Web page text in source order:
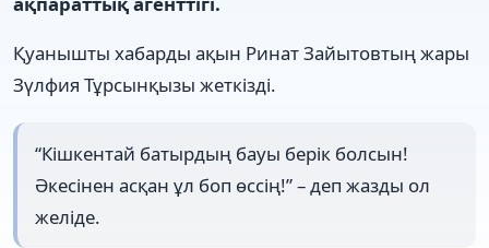
Қуанышты хабарды ақын Ринат Зайытовтың жары
Зүлфия Тұрсынқызы жеткізді.
“Кішкентай батырдың бауы берік болсын!
Әкесінен асқан ұл боп өссің!” – деп жазды ол
желіде.